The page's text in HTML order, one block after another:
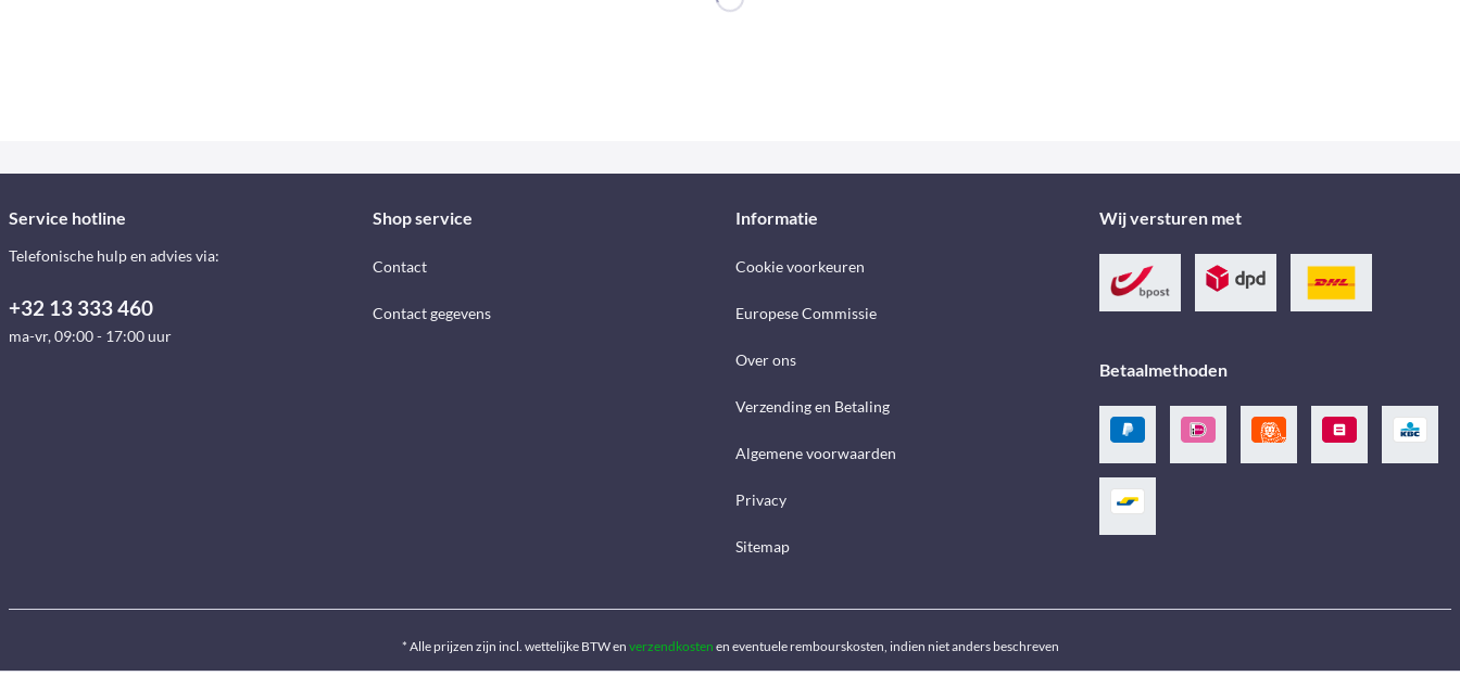
Service hotline
Telefonische hulp en advies via:
+32 13 333 460
ma-vr, 09:00 - 17:00 uur
Shop service
Contact
Contact gegevens
Informatie
Cookie voorkeuren
Europese Commissie
Over ons
Verzending en Betaling
Algemene voorwaarden
Privacy
Sitemap
Wij versturen met
Betaalmethoden
* Alle prijzen zijn incl. wettelijke BTW en verzendkosten en eventuele rembourskosten, indien niet anders beschreven